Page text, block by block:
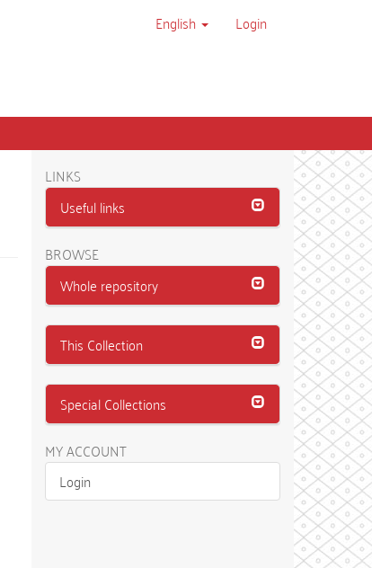
English Login
LINKS
Useful links
BROWSE
Whole repository
This Collection
Special Collections
MY ACCOUNT
Login